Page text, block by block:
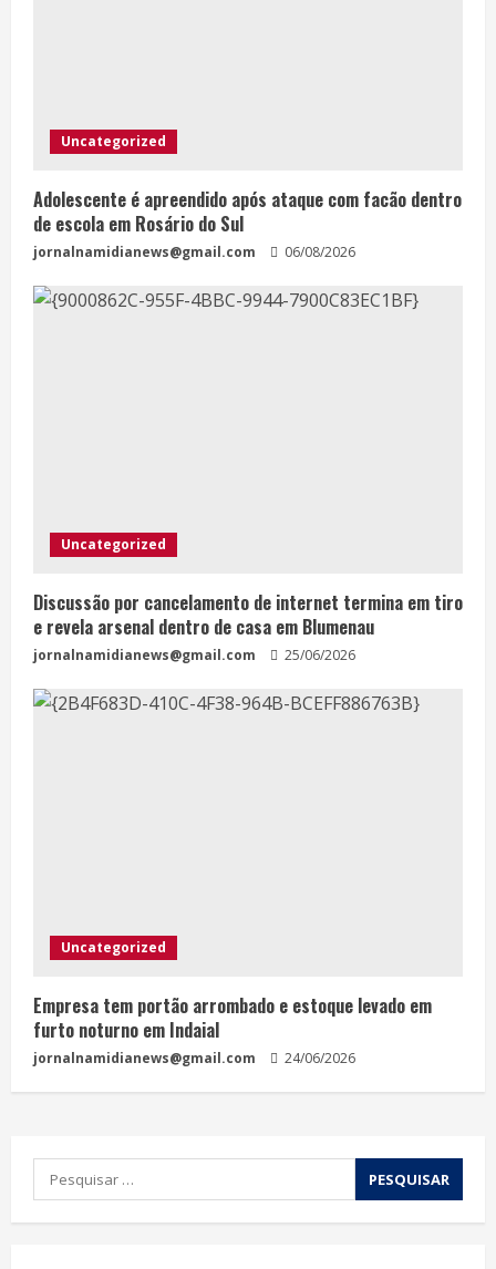
Uncategorized
Adolescente é apreendido após ataque com facão dentro
de escola em Rosário do Sul
jornalnamidianews@gmail.com 06/08/2026
Uncategorized
Discussão por cancelamento de internet termina em tiro
e revela arsenal dentro de casa em Blumenau
jornalnamidianews@gmail.com 25/06/2026
Uncategorized
Empresa tem portão arrombado e estoque levado em
furto noturno em Indaial
jornalnamidianews@gmail.com 24/06/2026